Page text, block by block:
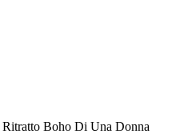
Ritratto Boho Di Una Donna